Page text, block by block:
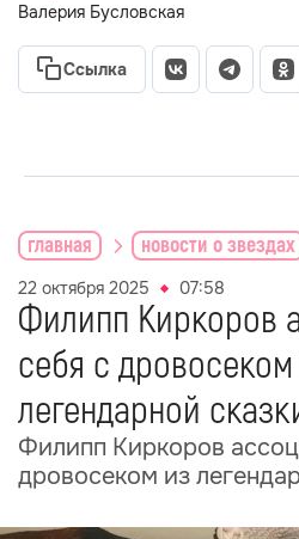
Валерия Бусловская
Ссылка
главная новости о звездах
22 октября 2025 07:58
Филипп Киркоров
себя с
легендарной
Филипп Киркоров
дровосеком из